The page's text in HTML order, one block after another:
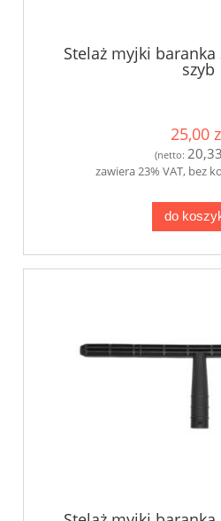
Stelaż myjki
szyb
25,00
(netto:
zawiera 23% VAT, bez
do